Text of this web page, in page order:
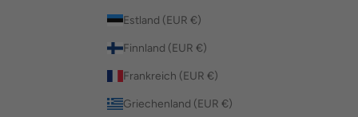
Estland (EUR €)
Finnland (EUR €)
Frankreich (EUR €)
Griechenland (EUR €)